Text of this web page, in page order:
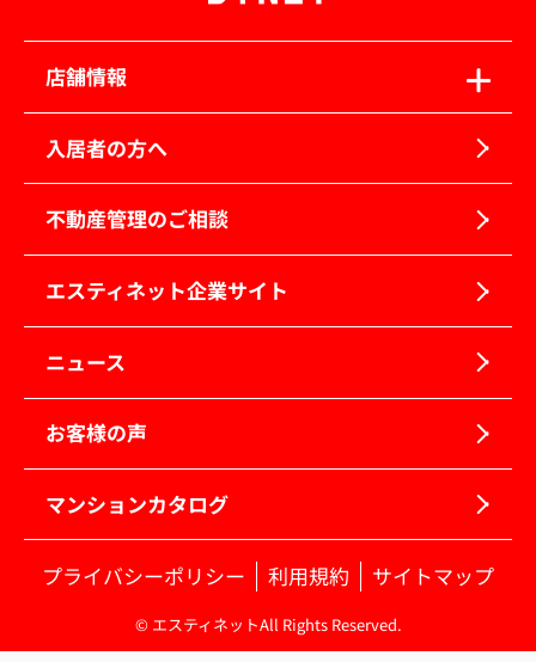
店舗情報
入居者の方へ
不動産管理のご相談
エスティネット企業サイト
ニュース
お客様の声
マンションカタログ
プライバシーポリシー 利用規約 サイトマップ
© エスティネットAll Rights Reserved.